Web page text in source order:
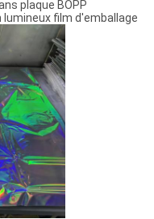
plaque BOPP
film d'emballage